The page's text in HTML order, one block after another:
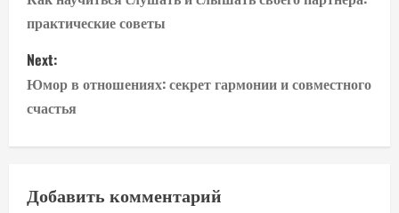
s
t
n
a
v
практические советы
Next:
Юмор в отношениях: секрет гармонии и совместного
счастья
Добавить комментарий